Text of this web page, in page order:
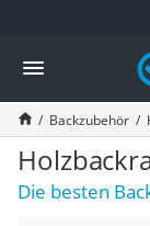
Die beliebtesten
Haushalt
Wassersprudler
Zentralstaubsauger
Brotbackautomat
Wischroboter
Wäschespinne
Backzubehör
Die besten